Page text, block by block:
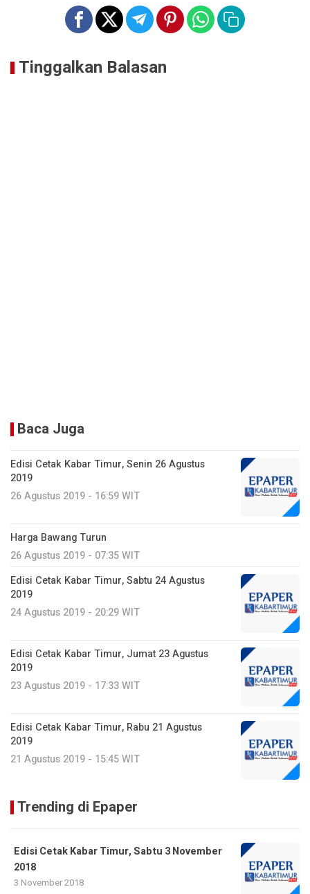
Tinggalkan Balasan
Baca Juga
Edisi Cetak Kabar Timur, Senin 26 Agustus
2019
26 Agustus 2019 - 16:59 WIT
Harga Bawang Turun
26 Agustus 2019 - 07:35 WIT
Edisi Cetak Kabar Timur, Sabtu 24 Agustus
2019
24 Agustus 2019 - 20:29 WIT
Edisi Cetak Kabar Timur, Jumat 23 Agustus
2019
23 Agustus 2019 - 17:33 WIT
Edisi Cetak Kabar Timur, Rabu 21 Agustus
2019
21 Agustus 2019 - 15:45 WIT
Trending di Epaper
Edisi Cetak Kabar Timur, Sabtu 3 November
2018
3 November 2018